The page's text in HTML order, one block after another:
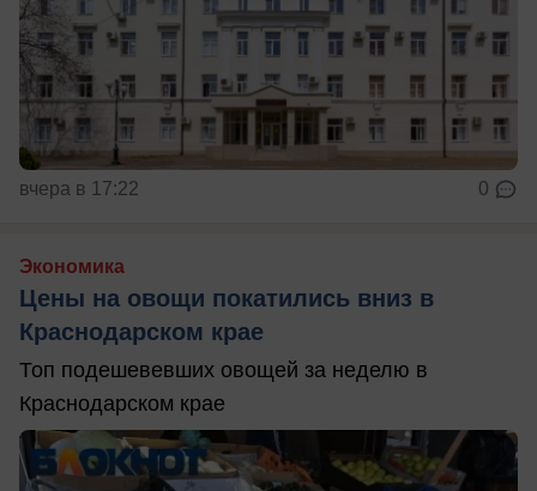
вчера в 17:22 0
Экономика
Цены на овощи покатились вниз в
Краснодарском крае
Топ подешевевших овощей за неделю в
Краснодарском крае